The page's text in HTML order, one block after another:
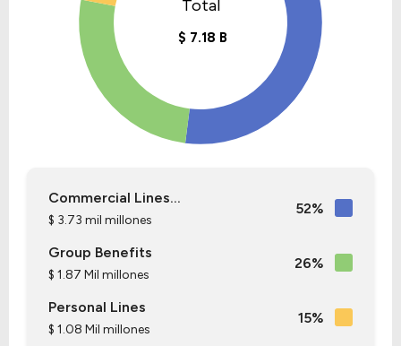
Commercial Lines...
$ 3.73 mil millones
52%
Group Benefits
$ 1.87 Mil millones
26%
Personal Lines
$ 1.08 Mil millones
15%